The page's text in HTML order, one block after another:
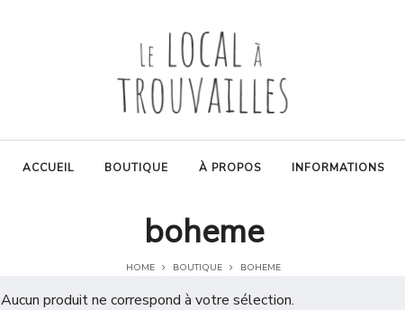
ACCUEIL BOUTIQUE À PROPOS INFORMATIONS
boheme
HOME BOUTIQUE BOHEME
Aucun produit ne correspond à votre sélection.